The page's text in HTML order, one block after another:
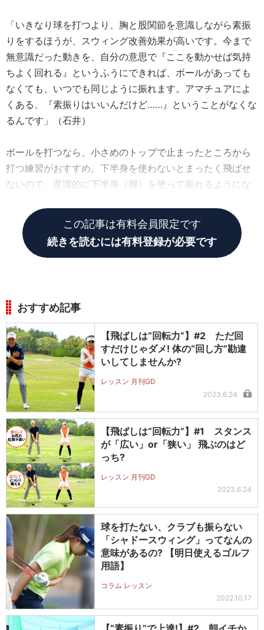
「いきなり球を打つより、胸と股関節を意識しながら素振
りをするほうが、スウィング改善効果が高いです。今まで
無意識だった動きを、自分の意思で『ここを動かせば気持
ちよく回れる』というふうにできれば、ボールがあっても
なくても、いつでも同じように振れます。アマチュアによ
くある、『素振りはいいんだけど……』ということがなくな
るんです」（石井）
ボールを打つなら、小さめのトップで止まったところから
打つ練習がおすすめ。下半身を使わないとまったく飛ばせ
ないので、意識的に下半身（脚）を使って振れるようにな
この記事は有料会員限定です
続きを読むには有料登録が必要です
おすすめ記事
【飛ばしは“回転力”】#2 ただ回
すだけじゃダメ! 体の“回し方”勘違
いしてしませんか?
レッスン 月刊GD
2023.6.24
【飛ばしは“回転力”】#1 スタンス
が「広い」or「狭い」 飛ぶのはど
っち?
レッスン 月刊GD
2023.6.24
球を打たない、クラブも振らない
「シャドースウィング」ってなんの
意味があるの? 【明日使えるゴルフ
用語】
コラム レッスン
2022.10.17